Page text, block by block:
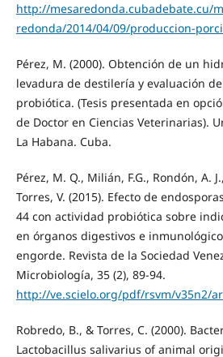
http://mesaredonda.cubadebate.cu/
redonda/2014/04/09/produccion-
Pérez, M. (2000). Obtención de un
levadura de destilería y evaluación
probiótica. (Tesis presentada en
de Doctor en Ciencias Veterinarias).
La Habana. Cuba.
Pérez, M. Q., Milián, F.G., Rondón, A.
Torres, V. (2015). Efecto de
44 con actividad probiótica sobre
en órganos digestivos e
engorde. Revista de la Sociedad
Microbiología, 35 (2), 89-94.
http://ve.scielo.org/pdf/rsvm/v35n2/
Robredo, B., & Torres, C. (2000).
Lactobacillus salivarius of animal